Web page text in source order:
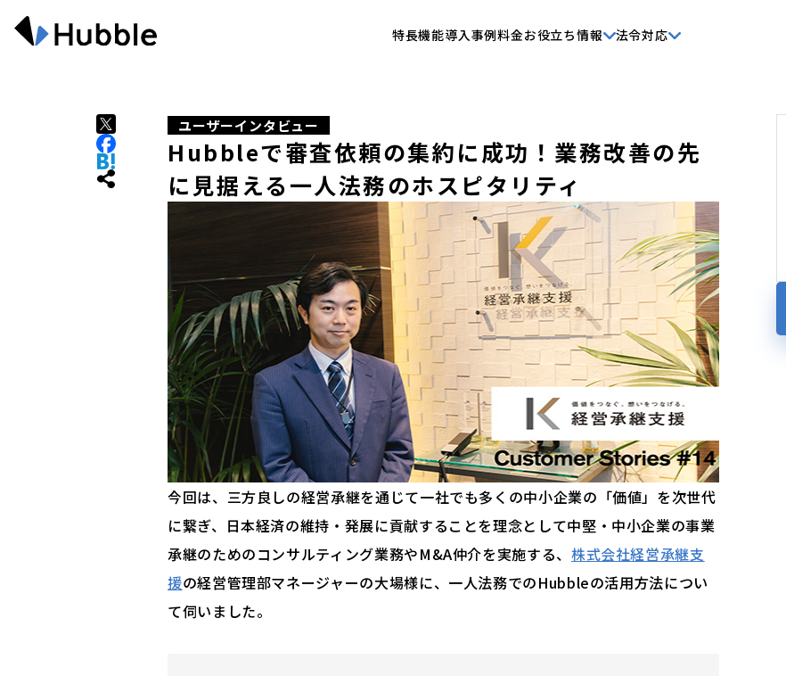
特長機能導入事例料金お役立ち情報 法令対応
ユーザーインタビュー
Hubbleで審査依頼の集約に成功！業務改善の先
に見据える一人法務のホスピタリティ
今回は、三方良しの経営承継を通じて一社でも多くの中小企業の「価値」を次世代
に繋ぎ、日本経済の維持・発展に貢献することを理念として中堅・中小企業の事業
承継のためのコンサルティング業務やM&A仲介を実施する、 株式会社経営承継支
援の経営管理部マネージャーの大場様に、一人法務でのHubbleの活用方法につい
て伺いました。